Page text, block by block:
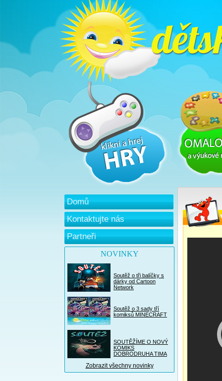
Domů
Kontaktujte nás
Partneři
NOVINKY
Soutěž o tři balíčky s
dárky od Cartoon
Network
Soutěž o 3 sady tří
komiksů MINECRAFT
SOUTĚŽÍME O NOVÝ
KOMIKS
DOBRODRUHA TIMA
Zobrazit všechny novinky